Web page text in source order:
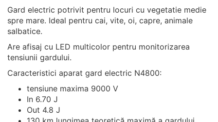
Gard electric potrivit pentru locuri cu vegetatie medie
spre mare. Ideal pentru cai, vite, oi, capre, animale
salbatice.
Are afisaj cu LED multicolor pentru monitorizarea
tensiunii gardului.
Caracteristici aparat gard electric N4800:
tensiune maxima 9000 V
In 6.70 J
Out 4.8 J